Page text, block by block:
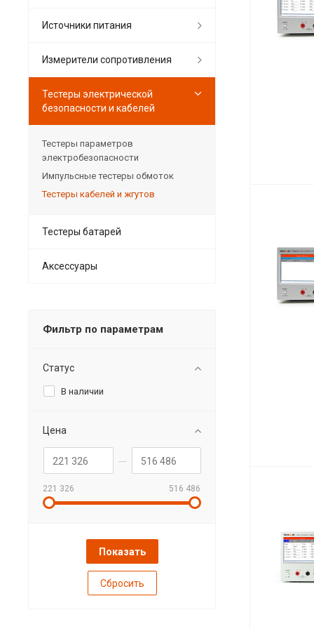
Источники питания
Измерители сопротивления
Тестеры электрической
безопасности и кабелей
Тестеры параметров
электробезопасности
Импульсные тестеры обмоток
Тестеры кабелей и жгутов
Тестеры батарей
Аксессуары
Фильтр по параметрам
Статус
В наличии
Цена
221 326 516 486
Сбросить